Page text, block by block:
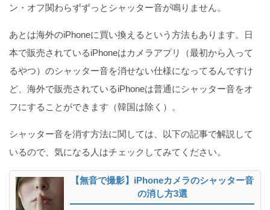
ン・オフ関わらずずっとシャッター音が鳴りません。
あとは海外のiPhoneに買い換えるという方法もあります。日
本で販売されているiPhoneはカメラアプリ（最初から入って
るやつ）のシャッター音を消せない仕様になってるんですけ
ど、海外で販売されているiPhoneは普通にシャッター音をオ
フにすることができます（韓国は除く）。
シャッター音を消す方法に関しては、以下の記事で解説して
いるので、気になる人はチェックしてみてください。
【無音で撮影】iPhoneカメラのシャッター音
の消し方3選